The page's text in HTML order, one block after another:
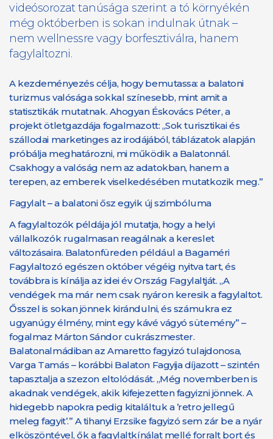
videósorozat tanúsága szerint a tó környékén
még októberben is sokan indulnak útnak –
nem wellnessre vagy borfesztiválra, hanem
fagylaltozni.
A kezdeményezés célja, hogy bemutassa: a balatoni
turizmus valósága sokkal színesebb, mint amit a
statisztikák mutatnak. Ahogyan Éskovács Péter, a
projekt ötletgazdája fogalmazott: „Sok turisztikai és
szállodai marketinges az irodájából, táblázatok alapján
próbálja meghatározni, mi működik a Balatonnál.
Csakhogy a valóság nem az adatokban, hanem a
terepen, az emberek viselkedésében mutatkozik meg.”
Fagylalt – a balatoni ősz egyik új szimbóluma
A fagylaltozók példája jól mutatja, hogy a helyi
vállalkozók rugalmasan reagálnak a kereslet
változásaira. Balatonfüreden például a Bagaméri
Fagylaltozó egészen október végéig nyitva tart, és
továbbra is kínálja az idei év Ország Fagylaltját. „A
vendégek ma már nem csak nyáron keresik a fagylaltot.
Ősszel is sokan jönnek kirándulni, és számukra ez
ugyanúgy élmény, mint egy kávé vágyó sütemény” –
fogalmaz Márton Sándor cukrászmester.
Balatonalmádiban az Amaretto fagyizó tulajdonosa,
Varga Tamás – korábbi Balaton Fagyija díjazott – szintén
tapasztalja a szezon eltolódását. „Még novemberben is
akadnak vendégek, akik kifejezetten fagyizni jönnek. A
hidegebb napokra pedig kitaláltuk a ’retro jellegű
meleg fagyit’.” A tihanyi Erzsike fagyizó sem zár be a nyár
elköszöntével, ők a fagylaltkínálat mellé forralt bort és